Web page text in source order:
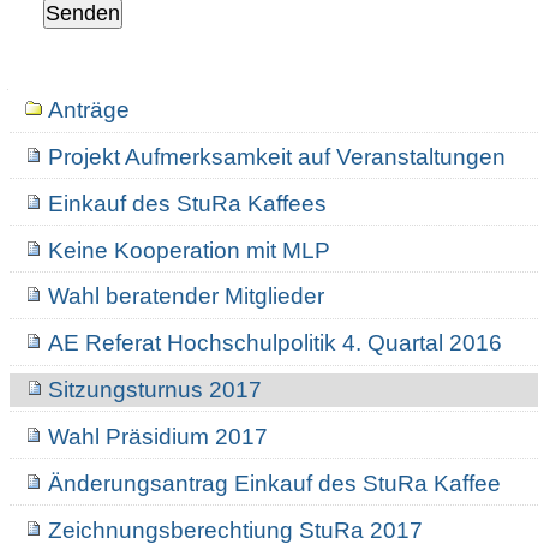
NavigationAnträge
Projekt Aufmerksamkeit auf Veranstaltungen
Einkauf des StuRa Kaffees
Keine Kooperation mit MLP
Wahl beratender Mitglieder
AE Referat Hochschulpolitik 4. Quartal 2016
Sitzungsturnus 2017
Wahl Präsidium 2017
Änderungsantrag Einkauf des StuRa Kaffee
Zeichnungsberechtiung StuRa 2017